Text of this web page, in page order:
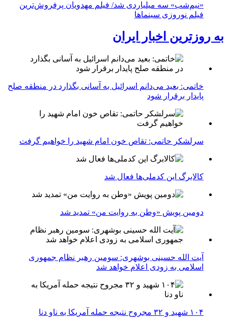
«نیم‌شب» سه میلیاردی شد/ فیلم مهدویان پرفروش‌ترین
فیلم نوروزی سینماها
به روزترین اخبار ایران
خاتمی: بعید می‌دانم اسرائیل به آسانی بگذارد در منطقه صلح
پایدار برقرار شود
سرلشکر حاتمی: تقاص خون امام شهید را خواهیم گرفت
کالابرگ این کدملی‌ها فعال شد
دومین پویش «وطن به روایت من» تمدید شد
آیت الله حسینی بوشهری: سومین رهبر نظام جمهوری
اسلامی به زودی اعلام خواهد شد
۱۰۴ شهید و ۳۲ مجروح نتیجه حمله آمریکا به ناو دنا